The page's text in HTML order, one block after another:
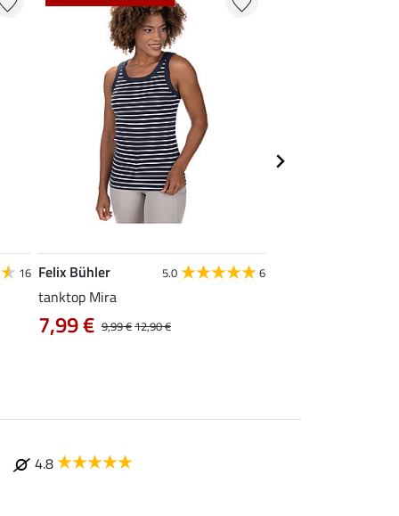
16 Felix Bühler 5.0 6
tanktop Mira
9,99 €12,90 €
7,99 €
4.8